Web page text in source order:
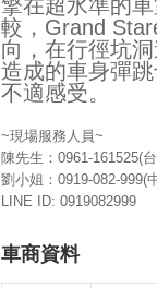
擎在超水準的
較，Grand
向，在行徑坑
造成的車身彈
不適感受。
~現場服務人員~
陳先生：0961-161525(
劉小姐：0919-082-999(
LINE ID: 0919082999
車商資料